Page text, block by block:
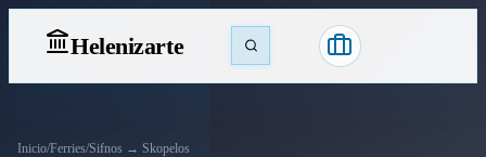
Helenizarte
Inicio/Ferries/Sifnos → Skopelos